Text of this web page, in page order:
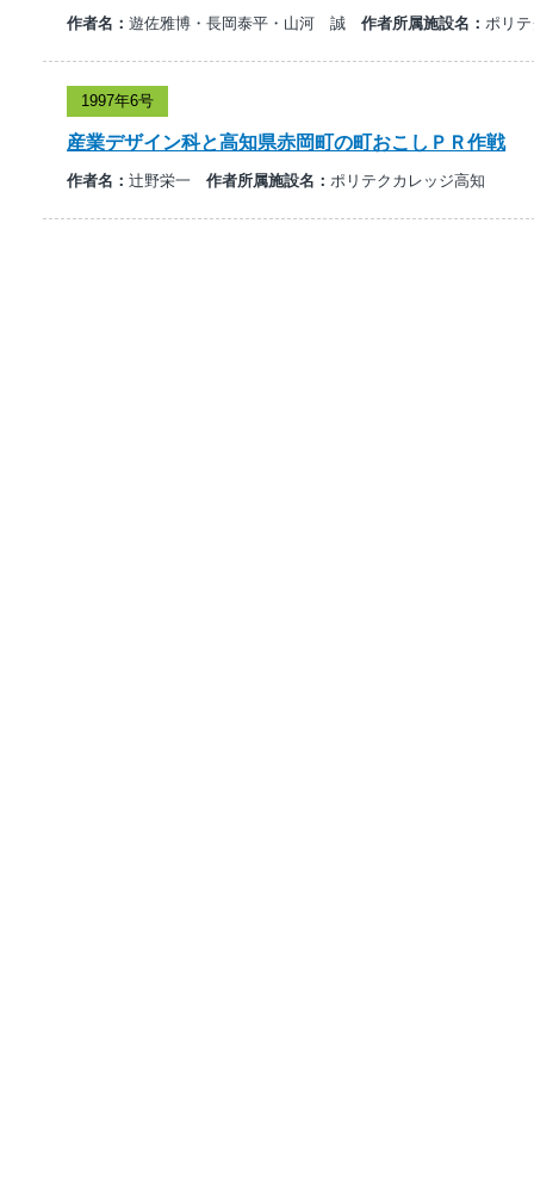
作者名： 遊佐雅博・長岡泰平・山河 誠 作者所属施設名： ポリ
1997年6号
産業デザイン科と高知県赤岡町の町おこしＰＲ作戦
作者名： 辻野栄一 作者所属施設名： ポリテクカレッジ高知